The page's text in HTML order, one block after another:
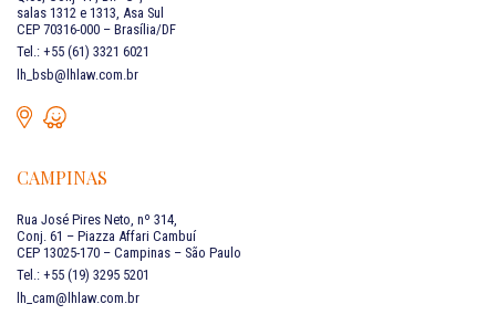
salas 1312 e 1313, Asa Sul
CEP 70316-000 – Brasília/DF
Tel.: +55 (61) 3321 6021
lh_bsb@lhlaw.com.br
CAMPINAS
Rua José Pires Neto, nº 314,
Conj. 61 – Piazza Affari Cambuí
CEP 13025-170 – Campinas – São Paulo
Tel.: +55 (19) 3295 5201
lh_cam@lhlaw.com.br